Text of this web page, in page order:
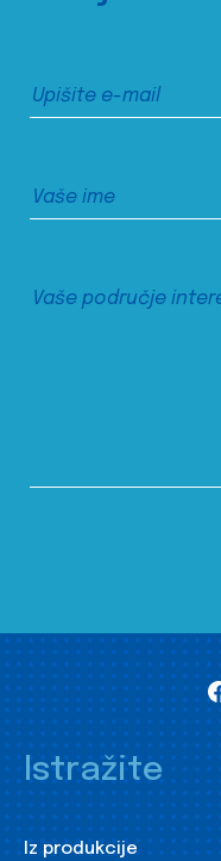
Istražite
Iz produkcije